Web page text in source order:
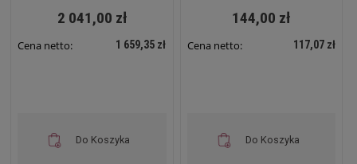
2 041,00 zł
Cena netto: 1 659,35 zł
Do Koszyka
144,00 zł
Cena netto: 117,07 zł
Do Koszyka